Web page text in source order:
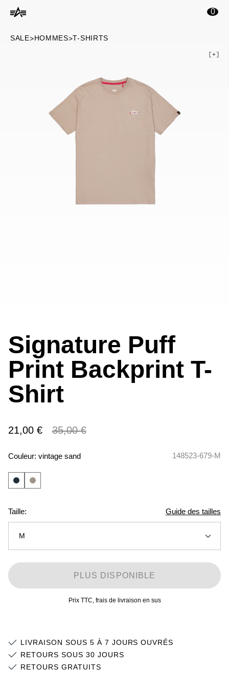
principal 0
SALE>HOMMES>T-SHIRTS
Signature Puff
Print Backprint T-
Shirt
21,00 € 35,00 €
Couleur: vintage sand 148523-679-M
Taille: Guide des tailles
M
S Stock faible
XL
PLUS DISPONIBLE
Prix TTC, frais de livraison en sus
LIVRAISON SOUS 5 À 7 JOURS OUVRÉS
RETOURS SOUS 30 JOURS
RETOURS GRATUITS